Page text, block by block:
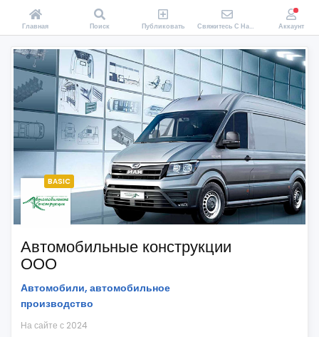
BASIC
Автомобильные конструкции
ООО
Автомобили, автомобильное
производство
На сайте с 2024
Главная Поиск Публиковать Свяжитесь С Нами Аккаунт